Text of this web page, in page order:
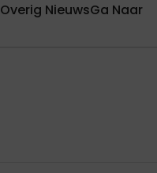
Overig NieuwsGa Naar